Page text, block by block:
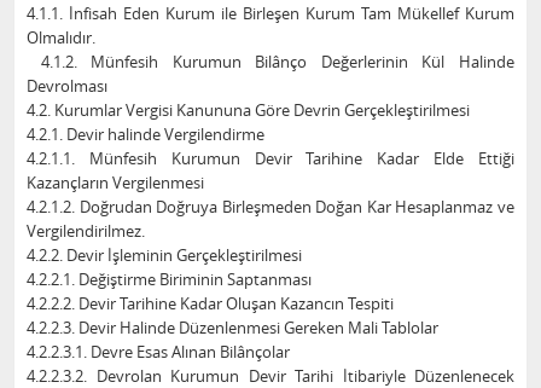
4.1.1. İnfisah Eden Kurum ile Birleşen Kurum Tam Mükellef Kurum
Olmalıdır.
4.1.2. Münfesih Kurumun Bilânço Değerlerinin Kül Halinde
Devrolması
4.2. Kurumlar Vergisi Kanununa Göre Devrin Gerçekleştirilmesi
4.2.1. Devir halinde Vergilendirme
4.2.1.1. Münfesih Kurumun Devir Tarihine Kadar Elde Ettiği
Kazançların Vergilenmesi
4.2.1.2. Doğrudan Doğruya Birleşmeden Doğan Kar Hesaplanmaz ve
Vergilendirilmez.
4.2.2. Devir İşleminin Gerçekleştirilmesi
4.2.2.1. Değiştirme Biriminin Saptanması
4.2.2.2. Devir Tarihine Kadar Oluşan Kazancın Tespiti
4.2.2.3. Devir Halinde Düzenlenmesi Gereken Mali Tablolar
4.2.2.3.1. Devre Esas Alınan Bilânçolar
4.2.2.3.2. Devrolan Kurumun Devir Tarihi İtibariyle Düzenlenecek